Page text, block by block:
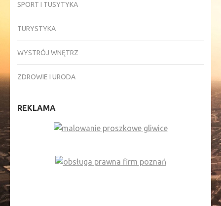
SPORT I TUSYTYKA
TURYSTYKA
WYSTRÓJ WNĘTRZ
ZDROWIE I URODA
REKLAMA